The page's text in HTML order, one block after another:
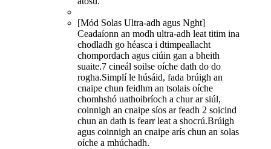
[Mód Solas Ultra-adh agus Nght]
Ceadaíonn an modh ultra-adh leat titim ina
chodladh go héasca i dtimpeallacht
chompordach agus ciúin gan a bheith
suaite.7 cineál soilse oíche dath do do
rogha.Simplí le húsáid, fada brúigh an
cnaipe chun feidhm an tsolais oíche
chomhshó uathoibríoch a chur ar siúl,
coinnigh an cnaipe síos ar feadh 2 soicind
chun an dath is fearr leat a shocrú.Brúigh
agus coinnigh an cnaipe arís chun an solas
oíche a mhúchadh.